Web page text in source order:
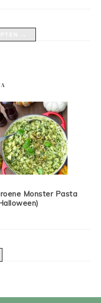
Monster Pasta